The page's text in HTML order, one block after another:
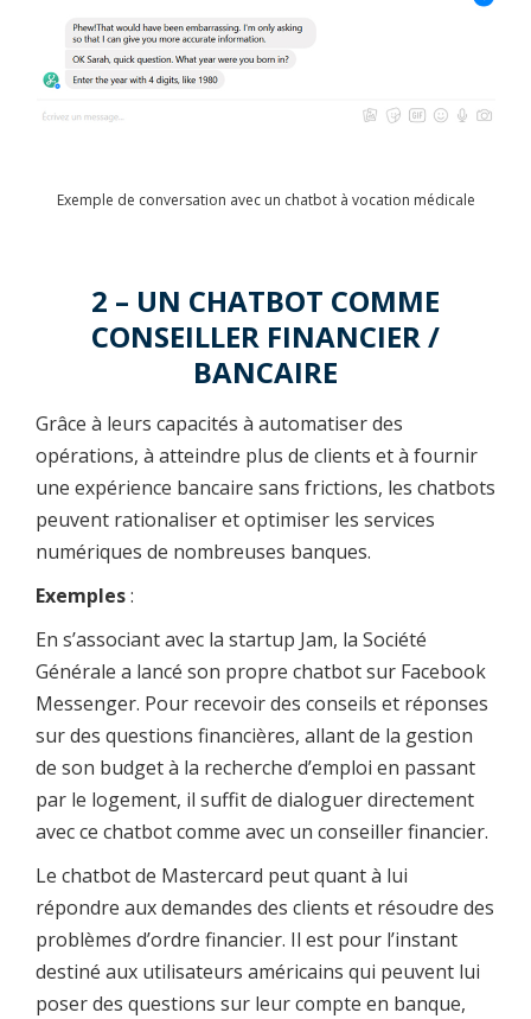
Exemple de conversation avec un chatbot à vocation médicale
2 – UN CHATBOT COMME
CONSEILLER FINANCIER /
BANCAIRE
Grâce à leurs capacités à automatiser des
opérations, à atteindre plus de clients et à fournir
une expérience bancaire sans frictions, les chatbots
peuvent rationaliser et optimiser les services
numériques de nombreuses banques.
Exemples:
En s’associant avec la startup Jam, la Société
Générale a lancé son propre chatbot sur Facebook
Messenger. Pour recevoir des conseils et réponses
sur des questions financières, allant de la gestion
de son budget à la recherche d’emploi en passant
par le logement, il suffit de dialoguer directement
avec ce chatbot comme avec un conseiller financier.
Le chatbot de Mastercard peut quant à lui
répondre aux demandes des clients et résoudre des
problèmes d’ordre financier. Il est pour l’instant
destiné aux utilisateurs américains qui peuvent lui
poser des questions sur leur compte en banque,